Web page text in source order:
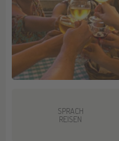
SPRACH
REISEN